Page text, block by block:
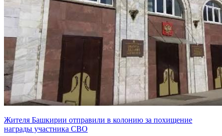
Жителя Башкирии отправили в колонию за похищение
награды участника СВО